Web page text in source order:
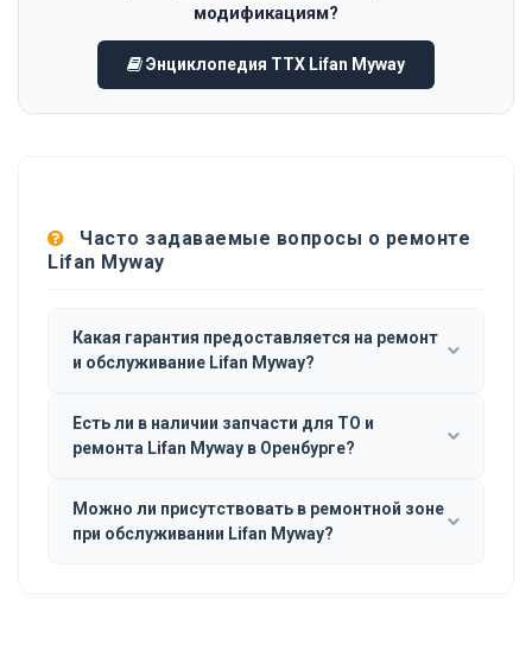
модификациям?
Энциклопедия ТТХ Lifan Myway
Часто задаваемые вопросы о ремонте
Lifan Myway
Какая гарантия предоставляется на ремонт
и обслуживание Lifan Myway?
Есть ли в наличии запчасти для ТО и
ремонта Lifan Myway в Оренбурге?
Можно ли присутствовать в ремонтной зоне
при обслуживании Lifan Myway?